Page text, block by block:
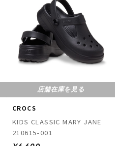
店舗在庫を見る
CROCS
KIDS CLASSIC MARY JANE
210615-001